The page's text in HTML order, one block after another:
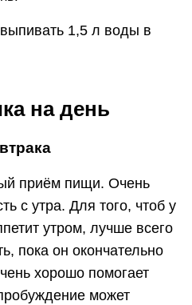
1,5 л воды в
на день
приём пищи. Очень
с утра. Для того, чтоб у
утром, лучше всего
пока он окончательно
хорошо помогает
может